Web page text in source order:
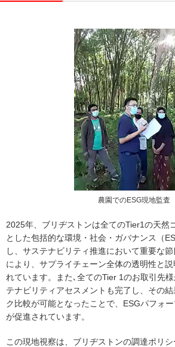
農園でのESG現地監査
2025年、ブリヂストンは全てのTier1の天然
とした包括的な環境・社会・ガバナンス（
し、サステナビリティ推進において重要な
により、サプライチェーン全体の透明性と
れています。また､全てのTier 1のお取引先
テナビリティアセスメントも完了し、その
ク比較が可能となったことで、ESGパフォ
が促進されています。
この現地視察は、ブリヂストンの調達ポリ